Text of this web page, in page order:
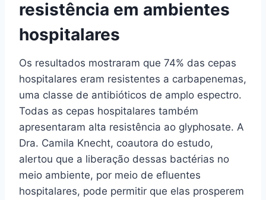
resistência em ambientes
hospitalares
Os resultados mostraram que 74% das cepas
hospitalares eram resistentes a carbapenemas,
uma classe de antibióticos de amplo espectro.
Todas as cepas hospitalares também
apresentaram alta resistência ao glyphosate. A
Dra. Camila Knecht, coautora do estudo,
alertou que a liberação dessas bactérias no
meio ambiente, por meio de efluentes
hospitalares, pode permitir que elas prosperem